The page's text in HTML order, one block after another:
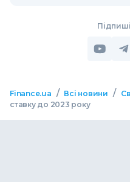
Finance.ua / Всі новини /
ставку до 2023 року